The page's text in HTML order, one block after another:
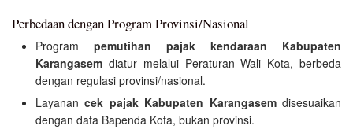
Perbedaan dengan Program Provinsi/Nasional
Program pemutihan pajak kendaraan Kabupaten
Karangasem diatur melalui Peraturan Wali Kota, berbeda
dengan regulasi provinsi/nasional.
Layanancek pajak Kabupaten Karangasemdisesuaikan
dengan data Bapenda Kota, bukan provinsi.